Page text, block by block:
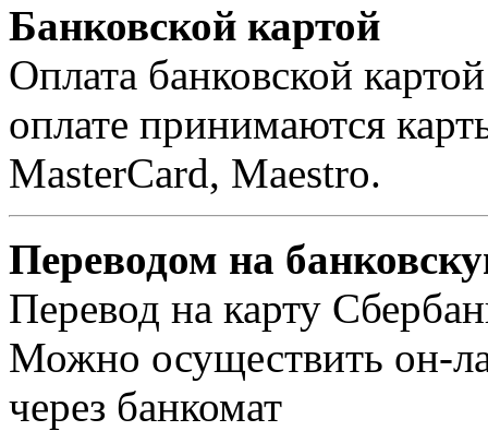
Банковской картой
Оплата банковской
оплате принимаются
MasterCard, Maestro.
Переводом на
Перевод на карту
Можно осуществить он-
через банкомат